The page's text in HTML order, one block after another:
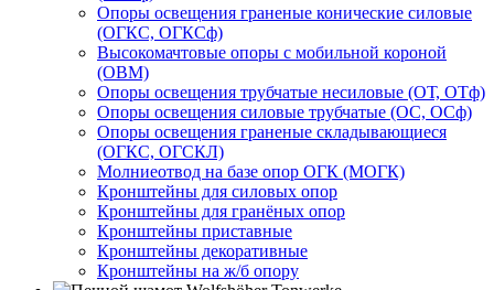
Опоры освещения граненые конические силовые
(ОГКС, ОГКСф)
Высокомачтовые опоры с мобильной короной
(ОВМ)
Опоры освещения трубчатые несиловые (ОТ, ОТф)
Опоры освещения силовые трубчатые (ОС, ОСф)
Опоры освещения граненые складывающиеся
(ОГКС, ОГСКЛ)
Молниеотвод на базе опор ОГК (МОГК)
Кронштейны для силовых опор
Кронштейны для гранёных опор
Кронштейны приставные
Кронштейны декоративные
Кронштейны на ж/б опору